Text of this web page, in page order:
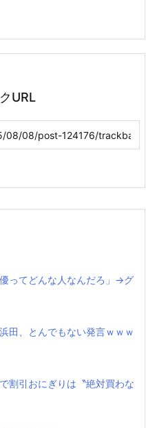
URL
ってどんな人なんだろ」→グ
田、とんでもない発言ｗｗｗ
割引おにぎりは〝絶対買わな